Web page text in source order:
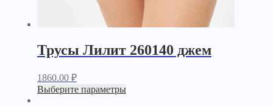
Трусы Лилит 260140 джем
1860.00 ₽
Выберите параметры